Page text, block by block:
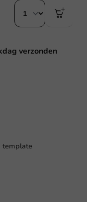
template
verzonden